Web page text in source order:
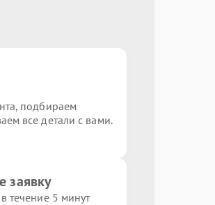
подбираем
все детали с вами.
заявку
течение 5 минут